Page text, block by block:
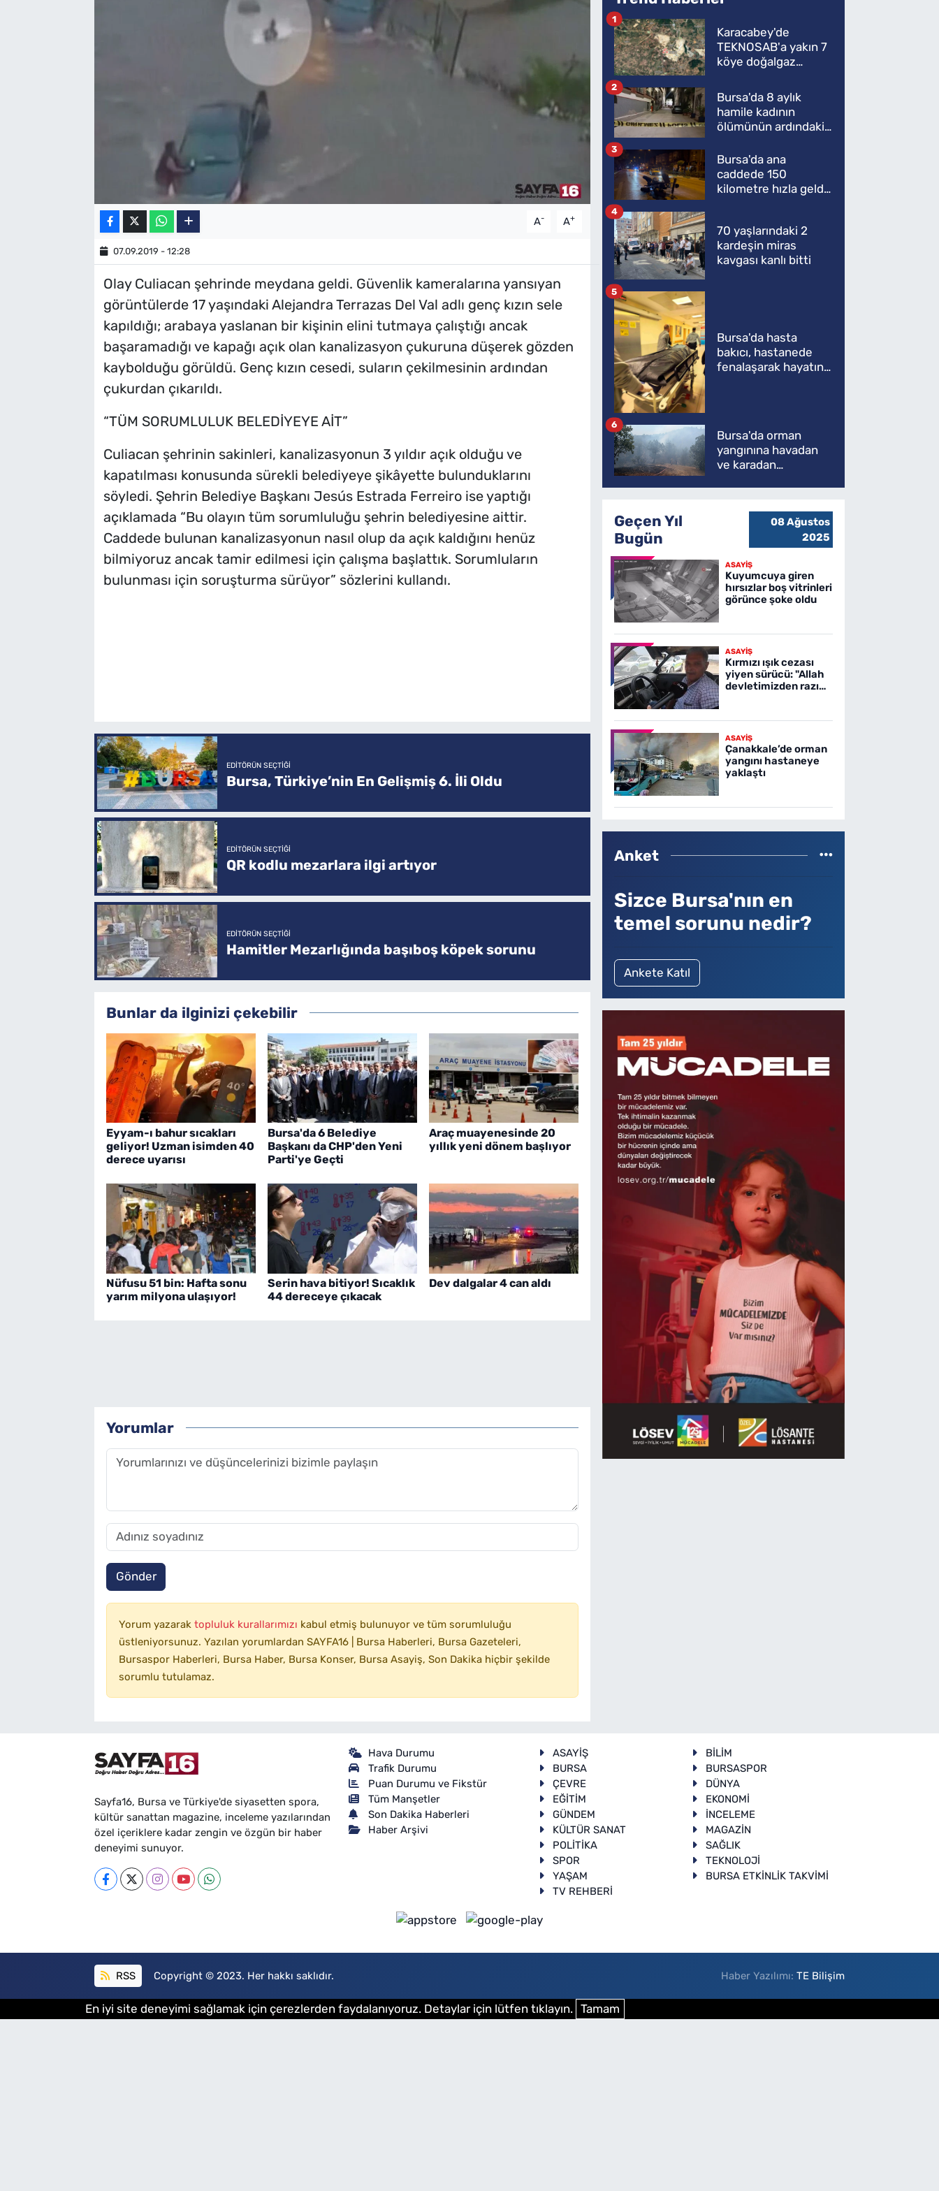
A- A+
07.09.2019 - 12:28
Olay Culiacan şehrinde meydana geldi. Güvenlik kameralarına yansıyan
görüntülerde 17 yaşındaki Alejandra Terrazas Del Val adlı genç kızın sele
kapıldığı; arabaya yaslanan bir kişinin elini tutmaya çalıştığı ancak
başaramadığı ve kapağı açık olan kanalizasyon çukuruna düşerek gözden
kaybolduğu görüldü. Genç kızın cesedi, suların çekilmesinin ardından
çukurdan çıkarıldı.
“TÜM SORUMLULUK BELEDİYEYE AİT”
Culiacan şehrinin sakinleri, kanalizasyonun 3 yıldır açık olduğu ve
kapatılması konusunda sürekli belediyeye şikâyette bulunduklarını
söyledi. Şehrin Belediye Başkanı Jesús Estrada Ferreiro ise yaptığı
açıklamada “Bu olayın tüm sorumluluğu şehrin belediyesine aittir.
Caddede bulunan kanalizasyonun nasıl olup da açık kaldığını henüz
bilmiyoruz ancak tamir edilmesi için çalışma başlattık. Sorumluların
bulunması için soruşturma sürüyor” sözlerini kullandı.
EDITÖRÜN SEÇTIĞI
Bursa, Türkiye’nin En Gelişmiş 6. İli Oldu
EDITÖRÜN SEÇTIĞI
QR kodlu mezarlara ilgi artıyor
EDITÖRÜN SEÇTIĞI
Hamitler Mezarlığında başıboş köpek sorunu
Bunlar da ilginizi çekebilir
Eyyam-ı bahur sıcakları
geliyor! Uzman isimden 40
derece uyarısı
Bursa'da 6 Belediye
Başkanı da CHP'den Yeni
Parti'ye Geçti
Araç muayenesinde 20
yıllık yeni dönem başlıyor
Nüfusu 51 bin: Hafta sonu
yarım milyona ulaşıyor!
Serin hava bitiyor! Sıcaklık
44 dereceye çıkacak
Dev dalgalar 4 can aldı
Yorumlar
Gönder
Yorum yazarak topluluk kurallarımızı kabul etmiş bulunuyor ve tüm sorumluluğu
üstleniyorsunuz. Yazılan yorumlardan SAYFA16 | Bursa Haberleri, Bursa Gazeteleri,
Bursaspor Haberleri, Bursa Haber, Bursa Konser, Bursa Asayiş, Son Dakika hiçbir şekilde
sorumlu tutulamaz.
Karacabey'de
TEKNOSAB'a yakın 7
köye doğalgaz
1
Bursa'da 8 aylık
hamile kadının
ölümünün ardındaki
2
Bursa'da ana
caddede 150
kilometre hızla geldi,
3
70 yaşlarındaki 2
kardeşin miras
kavgası kanlı bitti
4
Bursa'da hasta
bakıcı, hastanede
fenalaşarak hayatını
5
Bursa'da orman
yangınına havadan
ve karadan
6
Geçen Yıl
Bugün
08 Ağustos
2025
ASAYİŞ
Kuyumcuya giren
hırsızlar boş vitrinleri
görünce şoke oldu
ASAYİŞ
Kırmızı ışık cezası
yiyen sürücü: "Allah
devletimizden razı
ASAYİŞ
Çanakkale’de orman
yangını hastaneye
yaklaştı
Anket
Sizce Bursa'nın en
temel sorunu nedir?
Ankete Katıl
Sayfa16, Bursa ve Türkiye'de siyasetten spora,
kültür sanattan magazine, inceleme yazılarından
özel içeriklere kadar zengin ve özgün bir haber
deneyimi sunuyor.
Hava Durumu
Trafik Durumu
Puan Durumu ve Fikstür
Tüm Manşetler
Son Dakika Haberleri
Haber Arşivi
ASAYİŞ
BİLİM
BURSA
BURSASPOR
ÇEVRE
DÜNYA
EĞİTİM
EKONOMİ
GÜNDEM
İNCELEME
KÜLTÜR SANAT
MAGAZİN
POLİTİKA
SAĞLIK
SPOR
TEKNOLOJİ
YAŞAM
BURSA ETKİNLİK TAKVİMİ
TV REHBERİ
RSS Copyright © 2023. Her hakkı saklıdır. Haber Yazılımı:TE Bilişim
En iyi site deneyimi sağlamak için çerezlerden faydalanıyoruz. Detaylar için lütfen tıklayın. Tamam